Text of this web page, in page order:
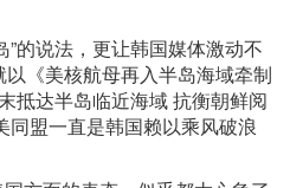
说法，更让韩国媒体激动不
《美核航母再入半岛海域牵制
抵达半岛临近海域 抗衡朝鲜阅
同盟一直是韩国赖以乘风破浪